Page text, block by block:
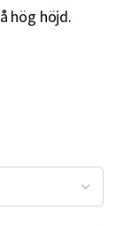
hög höjd.